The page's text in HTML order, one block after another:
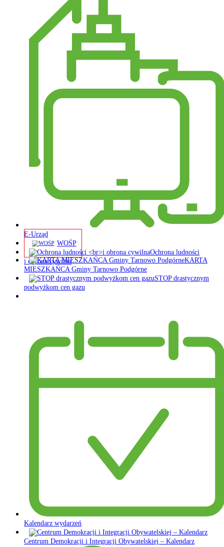
E-Urząd
WOŚP
Ochrona ludności
i obrona cywilna
KARTA
MIESZKAŃCA Gminy Tarnowo Podgórne
STOP drastycznym
podwyżkom cen gazu
Kalendarz wydarzeń
Centrum Demokracji i Integracji Obywatelskiej – Kalendarz